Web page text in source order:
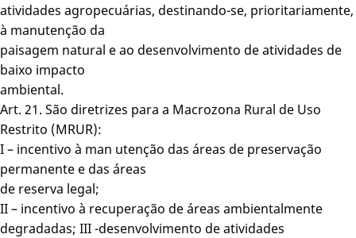
atividades agropecuárias, destinando-se, prioritariamente,
à manutenção da
paisagem natural e ao desenvolvimento de atividades de
baixo impacto
ambiental.
Art. 21. São diretrizes para a Macrozona Rural de Uso
Restrito (MRUR):
I – incentivo à man utenção das áreas de preservação
permanente e das áreas
de reserva legal;
II – incentivo à recuperação de áreas ambientalmente
degradadas; III -desenvolvimento de atividades